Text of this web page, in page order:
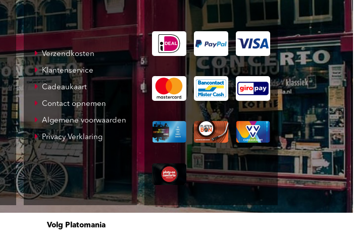
Verzendkosten
Klantenservice
Cadeaukaart
Contact opnemen
Algemene voorwaarden
Privacy Verklaring
Volg Platomania